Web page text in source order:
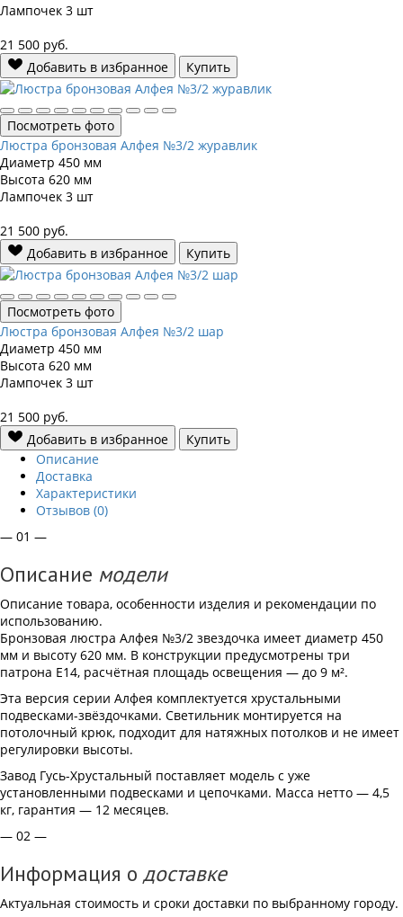
Лампочек 3 шт
21 500 руб.
Добавить в избранное
Купить
Посмотреть фото
Люстра бронзовая Алфея №3/2 журавлик
Диаметр 450 мм
Высота 620 мм
Лампочек 3 шт
21 500 руб.
Добавить в избранное
Купить
Посмотреть фото
Люстра бронзовая Алфея №3/2 шар
Диаметр 450 мм
Высота 620 мм
Лампочек 3 шт
21 500 руб.
Добавить в избранное
Купить
Описание
Доставка
Характеристики
Отзывов (0)
— 01 —
Описание модели
Описание товара, особенности изделия и рекомендации по
использованию.
Бронзовая люстра Алфея №3/2 звездочка имеет диаметр 450
мм и высоту 620 мм. В конструкции предусмотрены три
патрона E14, расчётная площадь освещения — до 9 м².
Эта версия серии Алфея комплектуется хрустальными
подвесками-звёздочками. Светильник монтируется на
потолочный крюк, подходит для натяжных потолков и не имеет
регулировки высоты.
Завод Гусь-Хрустальный поставляет модель с уже
установленными подвесками и цепочками. Масса нетто — 4,5
кг, гарантия — 12 месяцев.
— 02 —
Информация о доставке
Актуальная стоимость и сроки доставки по выбранному городу.